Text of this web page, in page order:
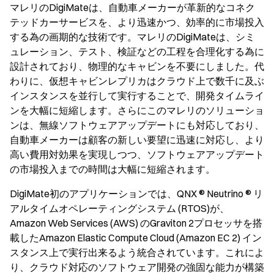
マレリのDigiMateは、自動車メーカーが革新的なコネク
テッドカーサービスを、より迅速かつ、効率的に市場投入
する為の画期的な技術です。マレリのDigiMateは、シミ
ュレーション、テスト、検証などの工程を合理化する為に
設計されており、物理的なキャビンを不要にしました。代
わりに、仮想キャビンレプリカはクラウド上で数千に及ぶ
インスタンスを並行して実行することで、開発タイムライ
ンを大幅に短縮します。さらにこのマレリのソリューショ
ンは、無線ソフトウェアアップデートにも対応しており、
自動車メーカーは顧客の新しい要望に迅速に対応し、より
高い費用対効果を実現しつつ、ソフトウェアアップデート
の市場投入までの時間は大幅に短縮されます。
DigiMate初のアプリケーションでは、QNX ® Neutrino ® リ
アルタイムオペレーティングシステム (RTOS)が、
Amazon Web Services (AWS) のGraviton 2プロセッサを搭
載したAmazon Elastic Compute Cloud (Amazon EC 2) イン
スタンス上で実行出来るよう統合されています。これによ
り、クラウド対応のソフトウェア開発の強固な能力が構築